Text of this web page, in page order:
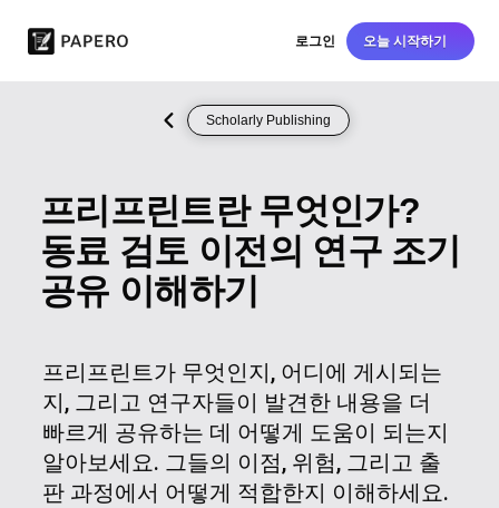
로그인 오늘 시작하기
Scholarly Publishing
프리프린트란 무엇인가?
동료 검토 이전의 연구 조기
공유 이해하기
프리프린트가 무엇인지, 어디에 게시되는
지, 그리고 연구자들이 발견한 내용을 더
빠르게 공유하는 데 어떻게 도움이 되는지
알아보세요. 그들의 이점, 위험, 그리고 출
판 과정에서 어떻게 적합한지 이해하세요.